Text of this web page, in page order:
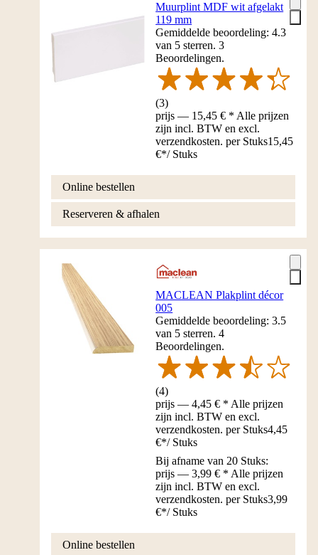
Muurplint MDF wit afgelakt
119 mm
Gemiddelde beoordeling: 4.3
van 5 sterren. 3
Beoordelingen.
(3)
prijs — 15,45 € * Alle prijzen
zijn incl. BTW en excl.
verzendkosten. per Stuks15,45
€*/ Stuks
Online bestellen
Reserveren & afhalen
MACLEAN Plakplint décor
005
Gemiddelde beoordeling: 3.5
van 5 sterren. 4
Beoordelingen.
(4)
prijs — 4,45 € * Alle prijzen
zijn incl. BTW en excl.
verzendkosten. per Stuks4,45
€*/ Stuks
Bij afname van 20 Stuks:
prijs — 3,99 € * Alle prijzen
zijn incl. BTW en excl.
verzendkosten. per Stuks3,99
€*/ Stuks
Online bestellen